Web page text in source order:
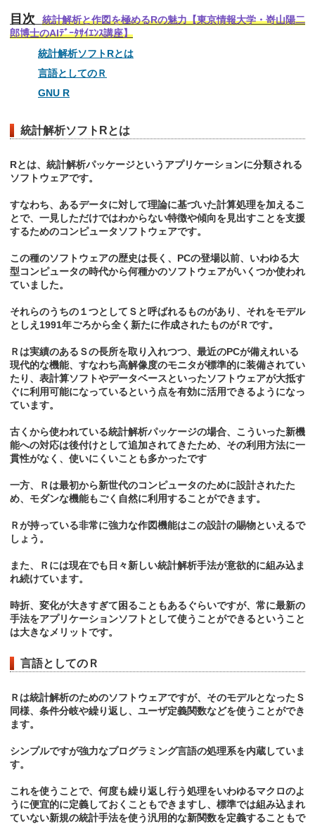
目次
統計解析と作図を極めるRの魅力【東京情報大学・嵜山陽二
郎博士のAIﾃﾞｰﾀｻｲｴﾝｽ講座】
統計解析ソフトRとは
言語としてのＲ
GNU R
統計解析ソフトRとは
Rとは、統計解析パッケージというアプリケーションに分類される
ソフトウェアです。
すなわち、あるデータに対して理論に基づいた計算処理を加えるこ
とで、一見しただけではわからない特徴や傾向を見出すことを支援
するためのコンピュータソフトウェアです。
この種のソフトウェアの歴史は長く、PCの登場以前、いわゆる大
型コンピュータの時代から何種かのソフトウェアがいくつか使われ
ていました。
それらのうちの１つとしてＳと呼ばれるものがあり、それをモデル
としえ1991年ごろから全く新たに作成されたものがＲです。
Ｒは実績のあるＳの長所を取り入れつつ、最近のPCが備えれいる
現代的な機能、すなわち高解像度のモニタが標準的に装備されてい
たり、表計算ソフトやデータベースといったソフトウェアが大抵す
ぐに利用可能になっているという点を有効に活用できるようになっ
ています。
古くから使われている統計解析パッケージの場合、こういった新機
能への対応は後付けとして追加されてきたため、その利用方法に一
貫性がなく、使いにくいことも多かったです
一方、Ｒは最初から新世代のコンピュータのために設計されたた
め、モダンな機能もごく自然に利用することができます。
Ｒが持っている非常に強力な作図機能はこの設計の賜物といえるで
しょう。
また、Ｒには現在でも日々新しい統計解析手法が意欲的に組み込ま
れ続けています。
時折、変化が大きすぎて困ることもあるぐらいですが、常に最新の
手法をアプリケーションソフトとして使うことができるということ
は大きなメリットです。
言語としてのＲ
Ｒは統計解析のためのソフトウェアですが、そのモデルとなったＳ
同様、条件分岐や繰り返し、ユーザ定義関数などを使うことができ
ます。
シンプルですが強力なプログラミング言語の処理系を内蔵していま
す。
これを使うことで、何度も繰り返し行う処理をいわゆるマクロのよ
うに便宜的に定義しておくこともできますし、標準では組み込まれ
ていない新規の統計手法を使う汎用的な新関数を定義することもで